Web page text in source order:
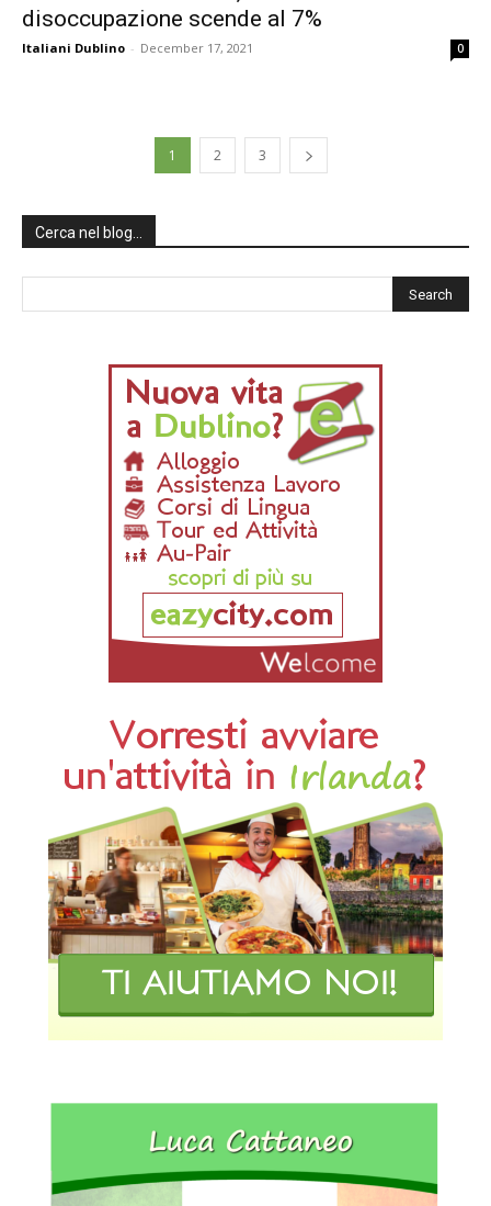
disoccupazione scende al 7%
Italiani Dublino - December 17, 2021 0
1 2 3
Cerca nel blog…